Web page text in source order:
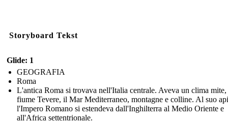
Storyboard Tekst
Glide: 1
GEOGRAFIA
Roma
L'antica Roma si trovava nell'Italia centrale. Aveva un clima
fiume Tevere, il Mar Mediterraneo, montagne e colline. Al suo
l'Impero Romano si estendeva dall'Inghilterra al Medio Oriente e
all'Africa settentrionale.